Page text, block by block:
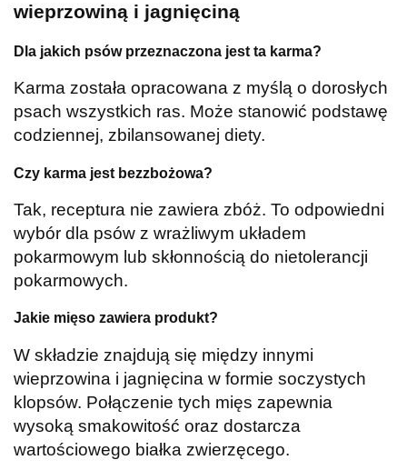
wieprzowiną i jagnięciną
Dla jakich psów przeznaczona jest ta karma?
Karma została opracowana z myślą o dorosłych
psach wszystkich ras. Może stanowić podstawę
codziennej, zbilansowanej diety.
Czy karma jest bezzbożowa?
Tak, receptura nie zawiera zbóż. To odpowiedni
wybór dla psów z wrażliwym układem
pokarmowym lub skłonnością do nietolerancji
pokarmowych.
Jakie mięso zawiera produkt?
W składzie znajdują się między innymi
wieprzowina i jagnięcina w formie soczystych
klopsów. Połączenie tych mięs zapewnia
wysoką smakowitość oraz dostarcza
wartościowego białka zwierzęcego.